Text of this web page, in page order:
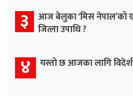
३
आज बेलुका ‘मिस नेपाल’को
जित्ला उपाधि ?
४ यस्तो छ आजका लागि